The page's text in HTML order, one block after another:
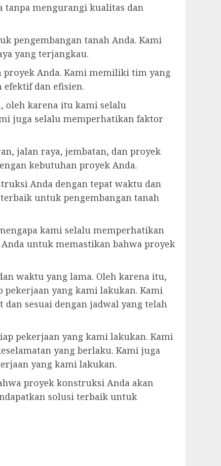
mengurangi kualitas dan
pengembangan tanah Anda. Kami
yang terjangkau.
proyek Anda. Kami memiliki tim yang
dan efisien.
oleh karena itu kami selalu
juga selalu memperhatikan faktor
jalan raya, jembatan, dan proyek
kebutuhan proyek Anda.
Anda dengan tepat waktu dan
untuk pengembangan tanah
kami selalu memperhatikan
untuk memastikan bahwa proyek
waktu yang lama. Oleh karena itu,
yang kami lakukan. Kami
sesuai dengan jadwal yang telah
pekerjaan yang kami lakukan. Kami
yang berlaku. Kami juga
yang kami lakukan.
proyek konstruksi Anda akan
solusi terbaik untuk